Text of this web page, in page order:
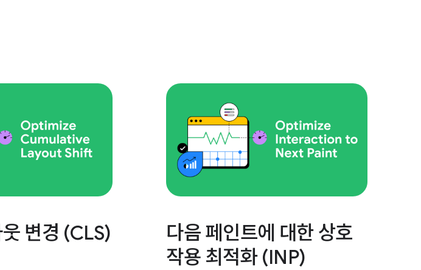
변경 (CLS)
다음 페인트에 대한 상호
작용 최적화 (INP)